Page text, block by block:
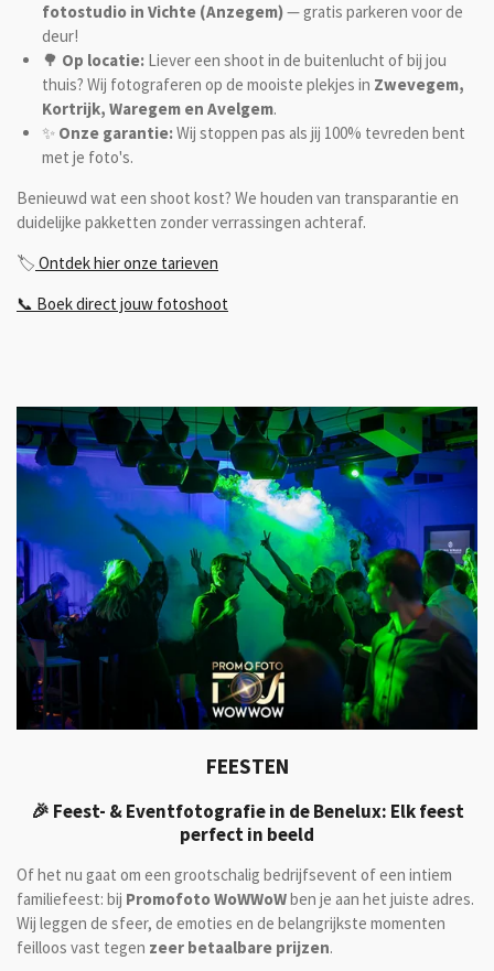
fotostudio in Vichte (Anzegem)— gratis parkeren voor de
deur!
🌳 Op locatie:Liever een shoot in de buitenlucht of bij jou
thuis? Wij fotograferen op de mooiste plekjes in Zwevegem,
Kortrijk, Waregem en Avelgem.
✨ Onze garantie:Wij stoppen pas als jij 100% tevreden bent
met je foto's.
Benieuwd wat een shoot kost? We houden van transparantie en
duidelijke pakketten zonder verrassingen achteraf.
🏷️ Ontdek hier onze tarieven
📞 Boek direct jouw fotoshoot
FEESTEN
🎉 Feest- & Eventfotografie in de Benelux: Elk feest
perfect in beeld
Of het nu gaat om een grootschalig bedrijfsevent of een intiem
familiefeest: bij Promofoto WoWWoWben je aan het juiste adres.
Wij leggen de sfeer, de emoties en de belangrijkste momenten
feilloos vast tegen zeer betaalbare prijzen.